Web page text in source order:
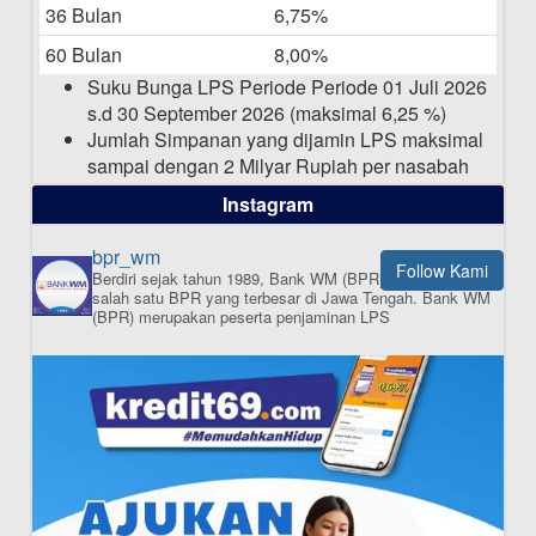
Pengumuman Nama Baru Perusahaan
36 Bulan
6,75%
60 Bulan
8,00%
Suku Bunga LPS Periode Periode 01 Juli 2026
s.d 30 September 2026 (maksimal 6,25 %)
Jumlah Simpanan yang dijamin LPS maksimal
sampai dengan 2 Milyar Rupiah per nasabah
dalam satu bank
ISI APLIKASI SEKARANG
Instagram
Follow Kami
bpr_wm
Berdiri sejak tahun 1989, Bank WM (BPR) merupakan
salah satu BPR yang terbesar di Jawa Tengah.Bank WM
(BPR) merupakan peserta penjaminan LPS